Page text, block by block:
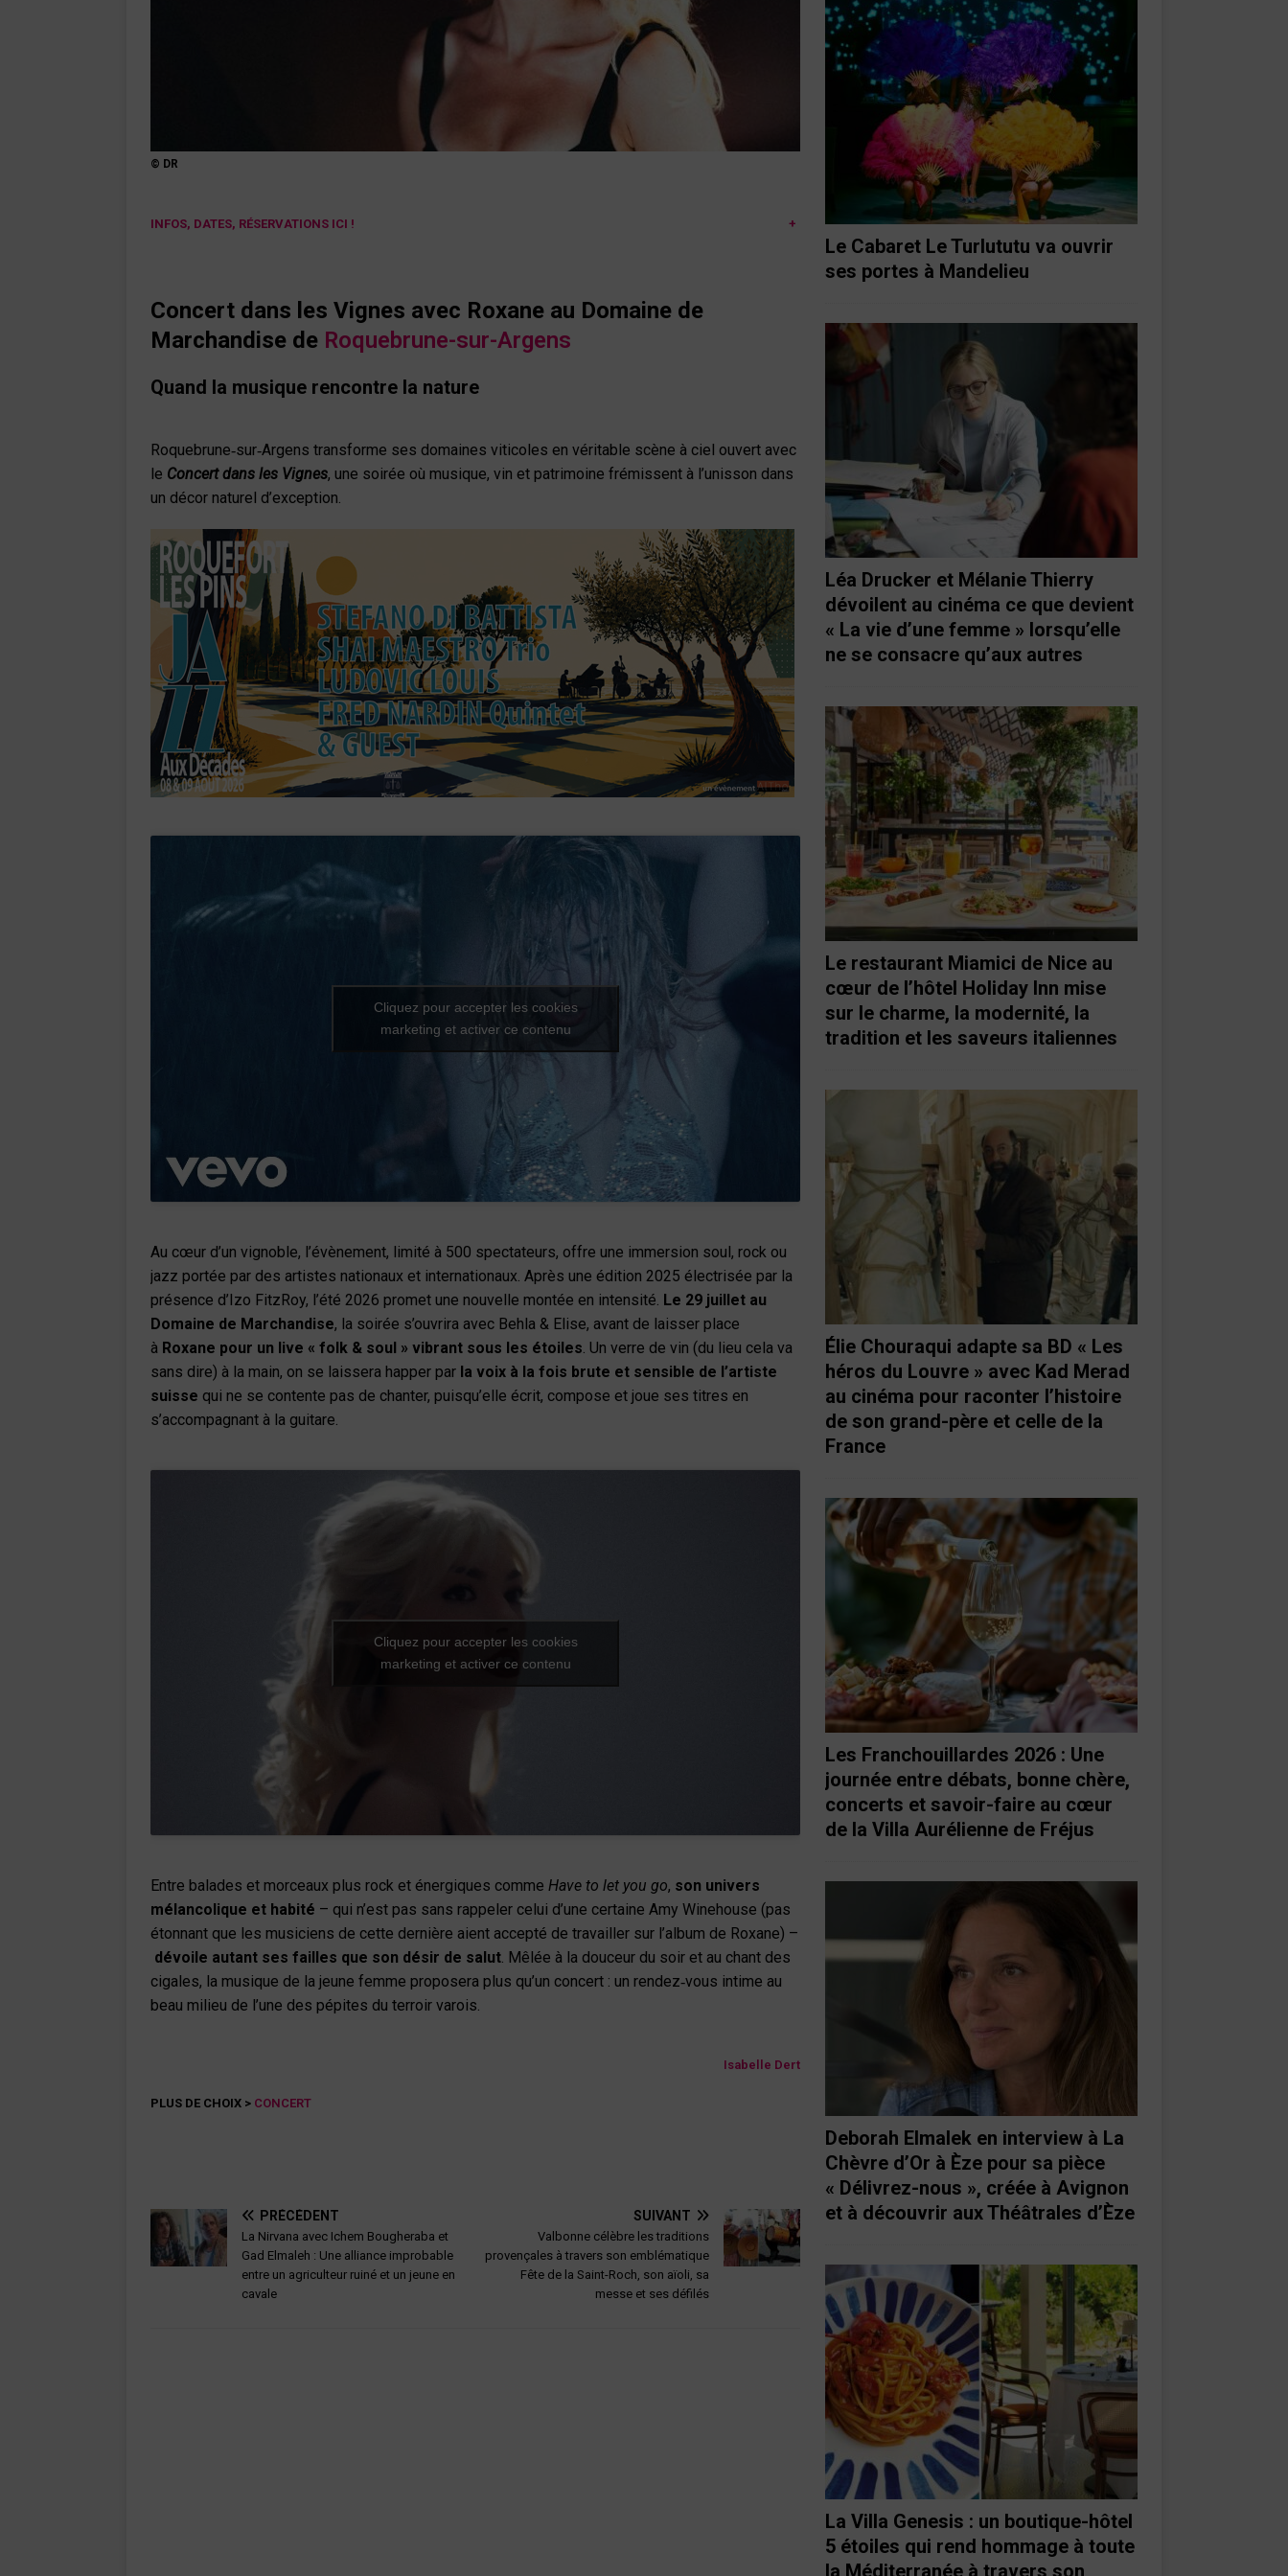
© DR
INFOS, DATES, RÉSERVATIONS ICI ! +
Concert dans les Vignes avec Roxane au Domaine de
Marchandise de Roquebrune-sur-Argens
Quand la musique rencontre la nature
Roquebrune‑sur‑Argens transforme ses domaines viticoles en véritable scène à ciel ouvert avec
le Concert dans les Vignes, une soirée où musique, vin et patrimoine frémissent à l’unisson dans
un décor naturel d’exception.
Cliquez pour accepter les cookies
marketing et activer ce contenu
Au cœur d’un vignoble, l’évènement, limité à 500 spectateurs, offre une immersion soul, rock ou
jazz portée par des artistes nationaux et internationaux. Après une édition 2025 électrisée par la
présence d’Izo FitzRoy, l’été 2026 promet une nouvelle montée en intensité. Le 29 juillet au
Domaine de Marchandise, la soirée s’ouvrira avec Behla & Elise, avant de laisser place
à Roxane pour un live « folk & soul » vibrant sous les étoiles. Un verre de vin (du lieu cela va
sans dire) à la main, on se laissera happer par la voix à la fois brute et sensible de l’artiste
suisse qui ne se contente pas de chanter, puisqu’elle écrit, compose et joue ses titres en
s’accompagnant à la guitare.
Cliquez pour accepter les cookies
marketing et activer ce contenu
Entre balades et morceaux plus rock et énergiques comme Have to let you go, son univers
mélancolique et habité – qui n’est pas sans rappeler celui d’une certaine Amy Winehouse (pas
étonnant que les musiciens de cette dernière aient accepté de travailler sur l’album de Roxane) –
dévoile autant ses failles que son désir de salut. Mêlée à la douceur du soir et au chant des
cigales, la musique de la jeune femme proposera plus qu’un concert : un rendez‑vous intime au
beau milieu de l’une des pépites du terroir varois.
Isabelle Dert
PLUS DE CHOIX > CONCERT
PRÉCÉDENT
La Nirvana avec Ichem Bougheraba et
Gad Elmaleh : Une alliance improbable
entre un agriculteur ruiné et un jeune en
cavale
SUIVANT
Valbonne célèbre les traditions
provençales à travers son emblématique
Fête de la Saint-Roch, son aïoli, sa
messe et ses défilés
Le Cabaret Le Turlututu va ouvrir
ses portes à Mandelieu
Léa Drucker et Mélanie Thierry
dévoilent au cinéma ce que devient
« La vie d’une femme » lorsqu’elle
ne se consacre qu’aux autres
Le restaurant Miamici de Nice au
cœur de l’hôtel Holiday Inn mise
sur le charme, la modernité, la
tradition et les saveurs italiennes
Élie Chouraqui adapte sa BD « Les
héros du Louvre » avec Kad Merad
au cinéma pour raconter l’histoire
de son grand-père et celle de la
France
Les Franchouillardes 2026 : Une
journée entre débats, bonne chère,
concerts et savoir-faire au cœur
de la Villa Aurélienne de Fréjus
Deborah Elmalek en interview à La
Chèvre d’Or à Èze pour sa pièce
« Délivrez-nous », créée à Avignon
et à découvrir aux Théâtrales d’Èze
La Villa Genesis : un boutique-hôtel
5 étoiles qui rend hommage à toute